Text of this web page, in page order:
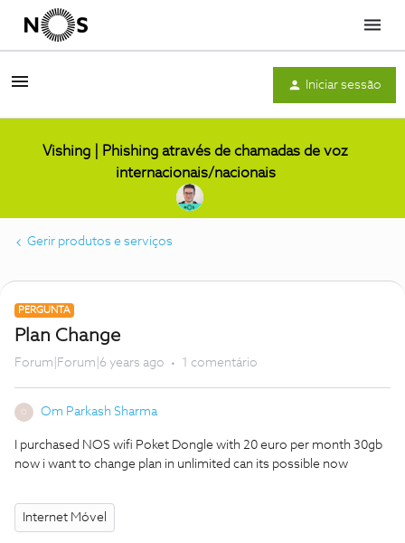
Menu
Iniciar sessão
Vishing | Phishing através de chamadas de voz
internacionais/nacionais
Gerir produtos e serviços
PERGUNTA
Plan Change
Forum|Forum|6 years ago 1 comentário
O Om Parkash Sharma
I purchased NOS wifi Poket Dongle with 20 euro per month 30gb
now i want to change plan in unlimited can its possible now
Internet Móvel